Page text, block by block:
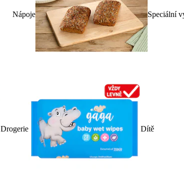
Nápoje Speciální
Drogerie Dítě